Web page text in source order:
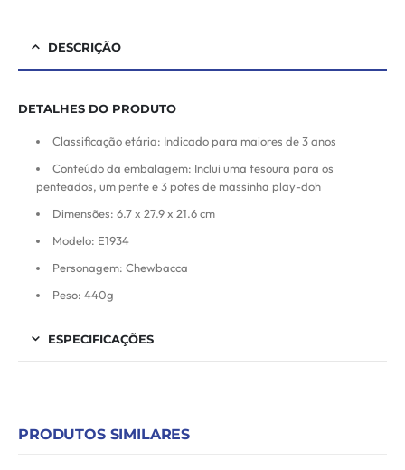
DESCRIÇÃO
DETALHES DO PRODUTO
Classificação etária: Indicado para maiores de 3 anos
Conteúdo da embalagem: Inclui uma tesoura para os
penteados, um pente e 3 potes de massinha play-doh
Dimensões: 6.7 x 27.9 x 21.6 cm
Modelo: E1934
Personagem: Chewbacca
Peso: 440g
ESPECIFICAÇÕES
PRODUTOS SIMILARES